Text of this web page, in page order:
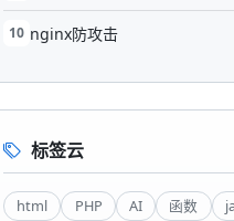
10 nginx防攻击
标签云
html PHP AI 函数